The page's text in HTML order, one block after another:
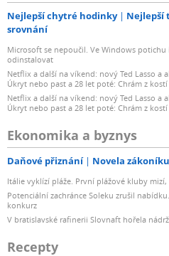
Nejlepší chytré hodinky Nejlepší
srovnání
Microsoft se nepoučil. Ve Windows
odinstalovat
Netflix a další na víkend: nový Ted Lasso a
Úkryt nebo past a 28 let poté: Chrám z kostí
Netflix a další na víkend: nový Ted Lasso a
Úkryt nebo past a 28 let poté: Chrám z kostí
Ekonomika a byznys
Daňové přiznání Novela
Itálie vyklízí pláže. První plážové kluby
Potenciální zachránce Soleku zrušil
konkurz
V bratislavské rafinerii Slovnaft hořela
Recepty